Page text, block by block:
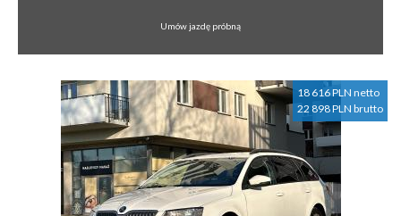
Umów jazdę próbną
18 616 PLN netto
22 898 PLN brutto